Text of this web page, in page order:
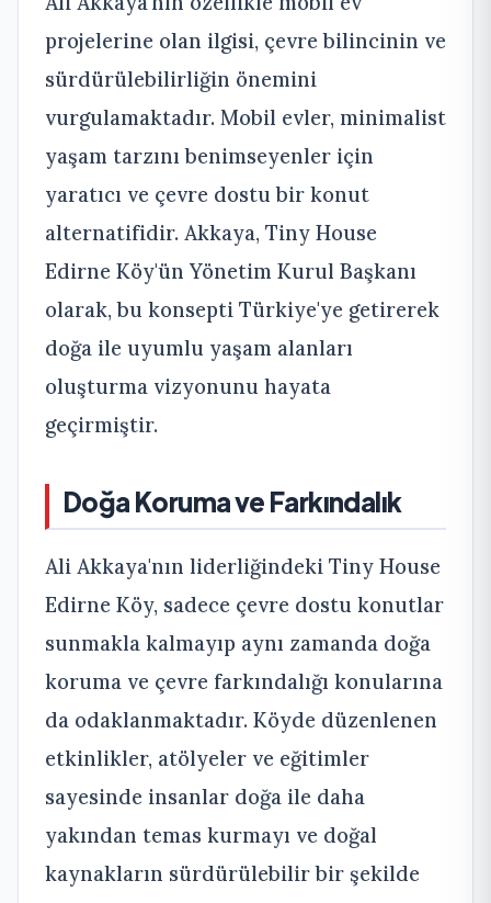
projelerine olan ilgisi, çevre bilincinin ve
sürdürülebilirliğin önemini
vurgulamaktadır. Mobil evler, minimalist
yaşam tarzını benimseyenler için
yaratıcı ve çevre dostu bir konut
alternatifidir. Akkaya, Tiny House
Edirne Köy'ün Yönetim Kurul Başkanı
olarak, bu konsepti Türkiye'ye getirerek
doğa ile uyumlu yaşam alanları
oluşturma vizyonunu hayata
geçirmiştir.
Doğa Koruma ve Farkındalık
Ali Akkaya'nın liderliğindeki Tiny House
Edirne Köy, sadece çevre dostu konutlar
sunmakla kalmayıp aynı zamanda doğa
koruma ve çevre farkındalığı konularına
da odaklanmaktadır. Köyde düzenlenen
etkinlikler, atölyeler ve eğitimler
sayesinde insanlar doğa ile daha
yakından temas kurmayı ve doğal
kaynakların sürdürülebilir bir şekilde